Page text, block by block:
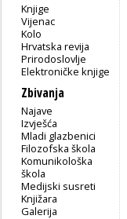
Knjige
Vijenac
Kolo
Hrvatska revija
Prirodoslovlje
Elektroničke knjige
Zbivanja
Najave
Izvješća
Mladi glazbenici
Filozofska škola
Komunikološka
škola
Medijski susreti
Knjižara
Galerija